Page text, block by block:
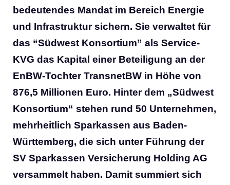
bedeutendes Mandat im Bereich Energie
und Infrastruktur sichern. Sie verwaltet für
das “Südwest Konsortium” als Service-
KVG das Kapital einer Beteiligung an der
EnBW-Tochter TransnetBW in Höhe von
876,5 Millionen Euro. Hinter dem „Südwest
Konsortium“ stehen rund 50 Unternehmen,
mehrheitlich Sparkassen aus Baden-
Württemberg, die sich unter Führung der
SV Sparkassen Versicherung Holding AG
versammelt haben. Damit summiert sich